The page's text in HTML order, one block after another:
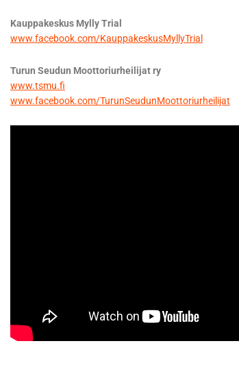
Kauppakeskus Mylly Trial
www.facebook.com/KauppakeskusMyllyTrial
Turun Seudun Moottoriurheilijat ry
www.tsmu.fi
www.facebook.com/TurunSeudunMoottoriurheilijat